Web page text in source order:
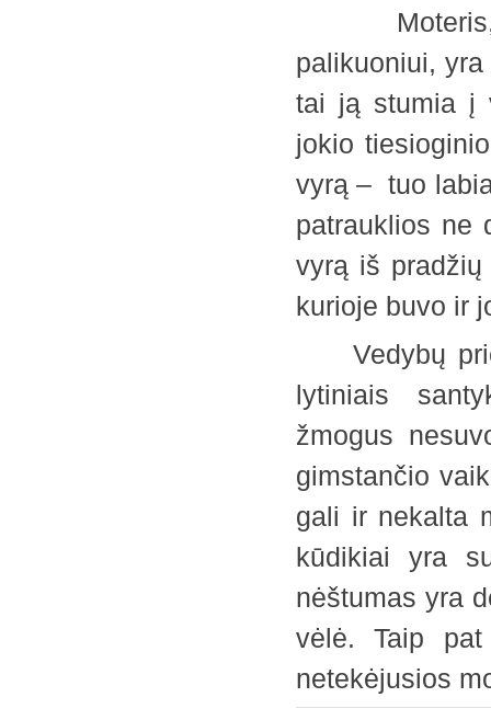
Moteris,
palikuoniui,
tai ją stumia į
jokio
vyrą – tuo
patrauklios ne
vyrą iš
kurioje buvo
Vedybų
lytiniais
žmogus
gimstančio
gali ir nekalta
kūdikiai yra
nėštumas yra
vėlė. Taip
netekėjusios